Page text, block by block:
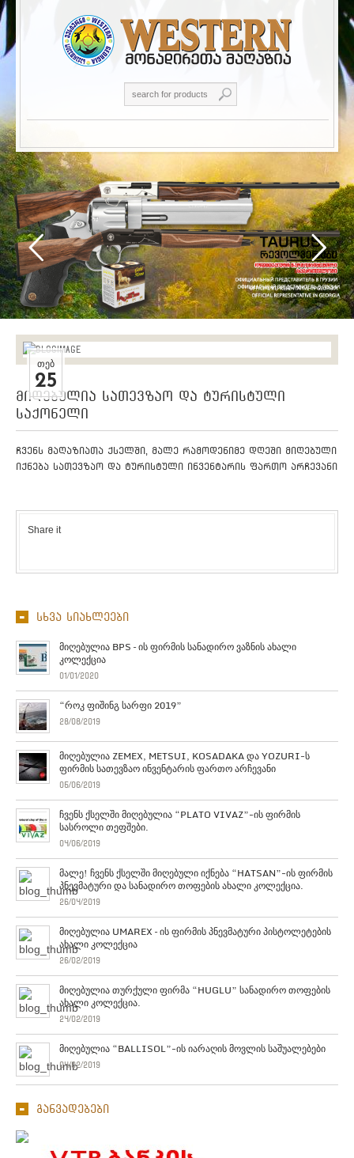
ᲗᲔᲑ
25
მიღებულია სათევზაო და ტურისტული
საქონელი
ჩვენს მაღაზიათა ქსელში, მალე რამოდენიმე დღეში მიღებული
იქნება სათევზაო და ტურისტული ინვენტარის ფართო არჩევანი
Share it
სხვა სიახლეები
მიღებულია BPS – ის ფირმის სანადირო ვაზნის ახალი
კოლექცია
01/01/2020
“როკ ფიშინგ სარფი 2019”
28/08/2019
მიღებულია ZEMEX, METSUI, KOSADAKA და YOZURI-ს
ფირმის სათევზაო ინვენტარის ფართო არჩევანი
05/06/2019
ჩვენს ქსელში მიღებულია “PLATO VIVAZ”-ის ფირმის
სასროლი თეფშები.
04/06/2019
მალე! ჩვენს ქსელში მიღებული იქნება “HATSAN”-ის ფირმის
პნევმატური და სანადირო თოფების ახალი კოლექცია.
26/04/2019
მიღებულია UMAREX – ის ფირმის პნევმატური პისტოლეტების
ახალი კოლექცია
26/02/2019
მიღებულია თურქული ფირმა “HUGLU” სანადირო თოფების
ახალი კოლექცია.
24/02/2019
მიღებულია “BALLISOL”-ის იარაღის მოვლის საშუალებები
04/02/2019
განვადებები